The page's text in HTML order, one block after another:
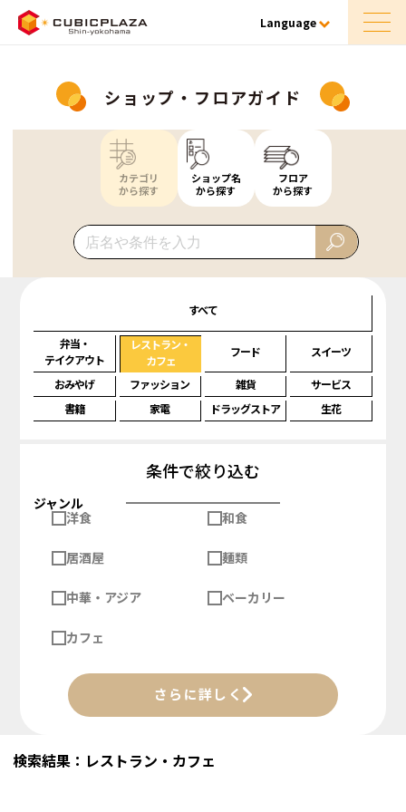
Language
ショップ・フロアガイド
カテゴリ
から探す
ショップ名
から探す
フロア
から探す
すべて
弁当・
テイクアウト
レストラン・
カフェ
フード スイーツ
おみやげ ファッション 雑貨
サービス
書籍
家電 ドラッグストア 生花
条件で絞り込む
ジャンル
洋食
和食
居酒屋 麺類
中華・アジア ベーカリー
カフェ
さらに詳しく
検索結果：レストラン・カフェ